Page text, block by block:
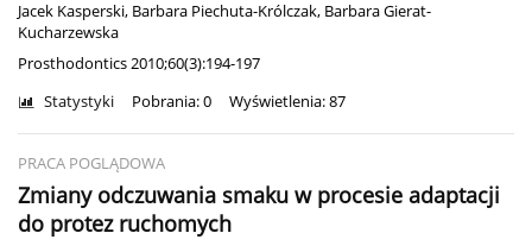
Jacek Kasperski, Barbara Piechuta-Królczak, Barbara Gierat-
Kucharzewska
Prosthodontics 2010;60(3):194-197
Statystyki Pobrania: 0 Wyświetlenia: 87
PRACA POGLĄDOWA
Zmiany odczuwania smaku w procesie adaptacji
do protez ruchomych